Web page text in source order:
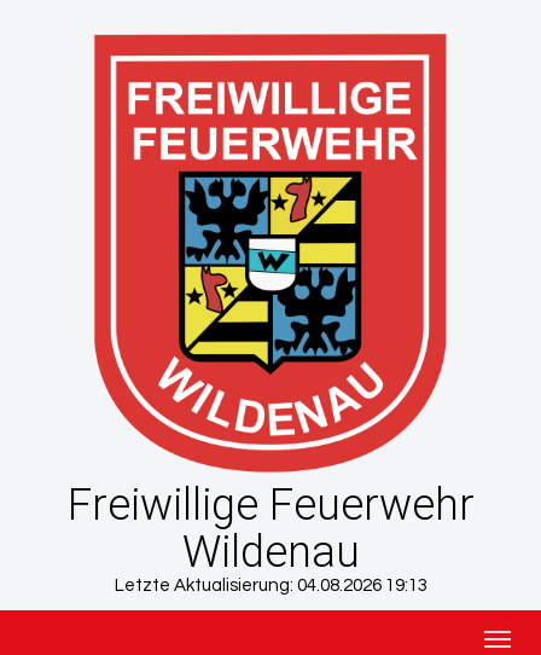
Freiwillige Feuerwehr
Wildenau
Letzte Aktualisierung: 04.08.2026 19:13